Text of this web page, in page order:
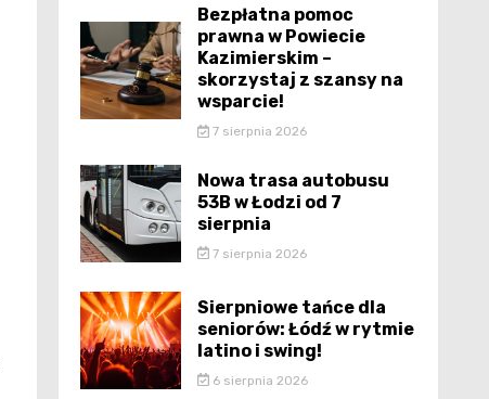
Bezpłatna pomoc
prawna w Powiecie
Kazimierskim –
skorzystaj z szansy na
wsparcie!
7 sierpnia 2026
Nowa trasa autobusu
53B w Łodzi od 7
sierpnia
7 sierpnia 2026
Sierpniowe tańce dla
seniorów: Łódź w rytmie
latino i swing!
6 sierpnia 2026